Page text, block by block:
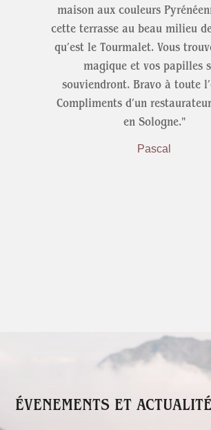
maison aux couleurs
cette terrasse au beau milieu
qu’est le Tourmalet. Vous
magique et vos papilles
souviendront. Bravo à toute
Compliments d’un
en Sologne."
Pascal
ÉVENEMENTS ET